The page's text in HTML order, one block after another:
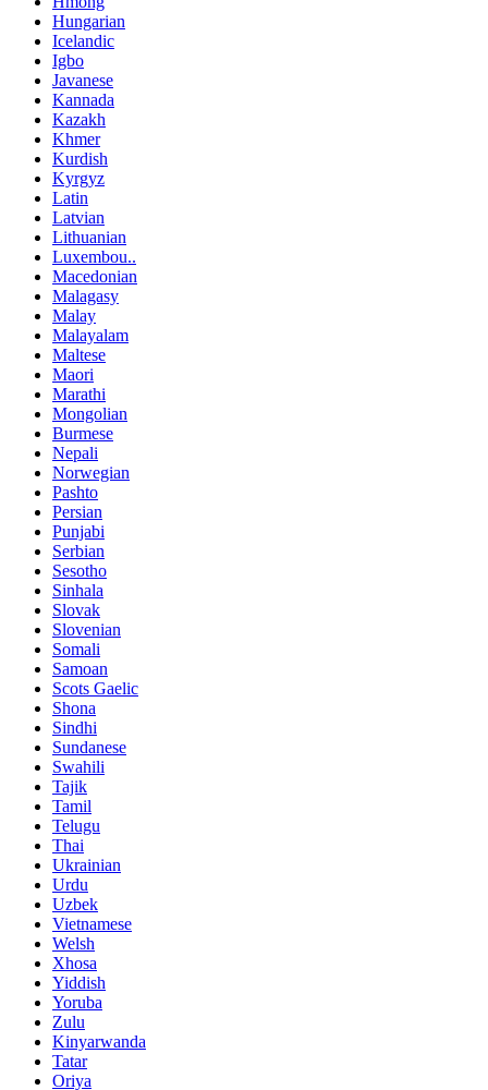
Hungarian
Icelandic
Igbo
Javanese
Kannada
Kazakh
Khmer
Kurdish
Kyrgyz
Latin
Latvian
Lithuanian
Luxembou..
Macedonian
Malagasy
Malay
Malayalam
Maltese
Maori
Marathi
Mongolian
Burmese
Nepali
Norwegian
Pashto
Persian
Punjabi
Serbian
Sesotho
Sinhala
Slovak
Slovenian
Somali
Samoan
Scots Gaelic
Shona
Sindhi
Sundanese
Swahili
Tajik
Tamil
Telugu
Thai
Ukrainian
Urdu
Uzbek
Vietnamese
Welsh
Xhosa
Yiddish
Yoruba
Zulu
Kinyarwanda
Tatar
Oriya